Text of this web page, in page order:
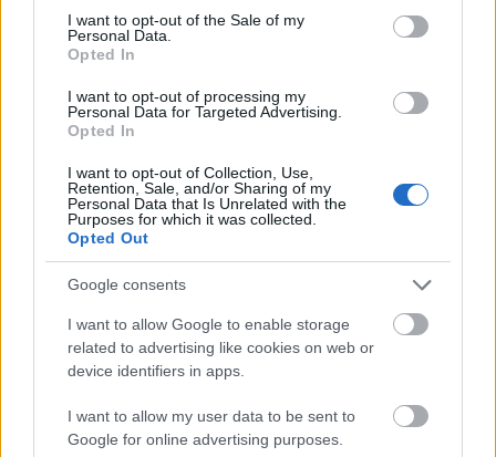
consent section.
I want to opt-out of the Sale of my
Personal Data.
Opted In
I want to opt-out of processing my
Personal Data for Targeted Advertising.
Opted In
I want to opt-out of Collection, Use,
Retention, Sale, and/or Sharing of my
Personal Data that Is Unrelated with the
Purposes for which it was collected.
Opted Out
Google consents
I want to allow Google to enable storage
related to advertising like cookies on web or
device identifiers in apps.
I want to allow my user data to be sent to
Google for online advertising purposes.
Alexa Chung
ΔΙΑΒΑΖΟΝΤΑΙ ΤΩΡΑ
Οι μαμάκηδες του ζωδιακού: Αυτά τα ζώδια είναι